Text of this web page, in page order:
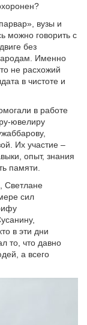
вузы и
можно говорить с
без
Именно
не расхожий
в чистоте и
в работе
ювелиру
Их участие –
опыт, знания
памяти.
Светлане
сил
в эти дни
то, что давно
а всего